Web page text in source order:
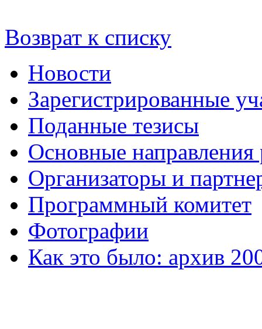
Возврат к списку
Новости
Зарегистрированные
Поданные тезисы
Основные направления
Организаторы и
Программный комитет
Фотографии
Как это было: архив